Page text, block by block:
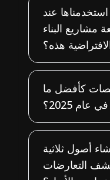
عند
البناء
هذه؟
كأفضل ما
في عام 2025؟
أصول ثلاثية
التعارضات